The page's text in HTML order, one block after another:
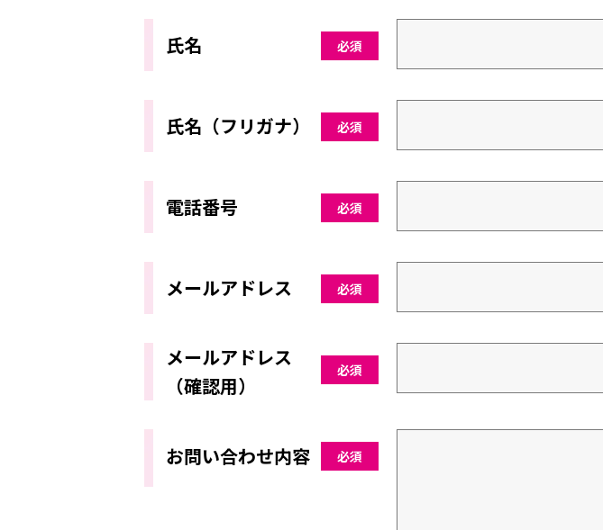
氏名 必須
氏名（フリガナ） 必須
電話番号 必須
メールアドレス 必須
メールアドレス
（確認用）
必須
お問い合わせ内容 必須